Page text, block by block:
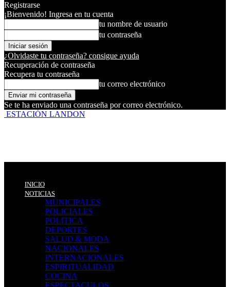
Registrarse
¡Bienvenido! Ingresa en tu cuenta
tu nombre de usuario
tu contraseña
¿Olvidaste tu contraseña? consigue ayuda
Recuperación de contraseña
Recupera tu contraseña
tu correo electrónico
Se te ha enviado una contraseña por correo electrónico.
ESTACIÓN LANDON
INICIO
NOTICIAS
MUNICIPALES
POLICIALES
POLITICA
DEPORTES
SALUD & MODA
NACIONALES
INTERNACIONALES
ESPIRITUALIDAD
COCINA
ESPECTACULOS